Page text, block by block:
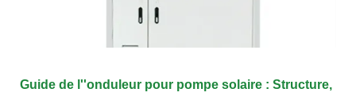
Guide de l''onduleur pour pompe solaire : Structure,